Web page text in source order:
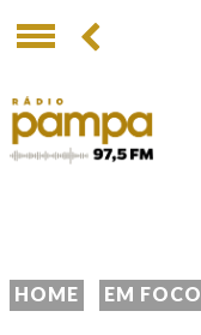
HOME EM FOCO